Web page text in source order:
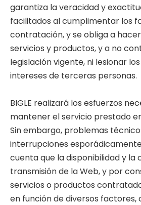
garantiza la veracidad y
facilitados al cumplimentar los
contratación, y se obliga a
servicios y productos, y a no
legislación vigente, ni lesionar
intereses de terceras personas.
BIGLE realizará los esfuerzos
mantener el servicio prestado
Sin embargo, problemas
interrupciones
cuenta que la disponibilidad y la
transmisión de la Web, y por
servicios o productos
en función de diversos factores,